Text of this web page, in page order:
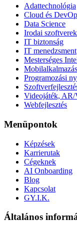
Adattechnológia
Cloud és
Data Science
Irodai szoftverek
IT biztonság
IT menedzsment
Mesterséges
Programozási
Videojáték,
Webfejlesztés
Menüpontok
Képzések
Karrierutak
Cégeknek
AI Onboarding
Blog
Kapcsolat
GY.I.K.
Általános